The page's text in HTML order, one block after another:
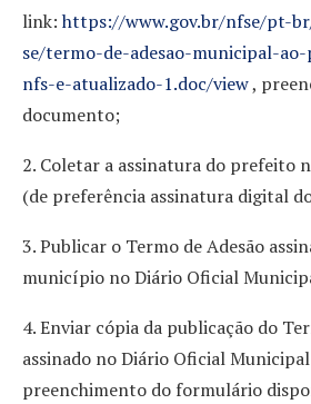
link:https://www.gov.br/nfse/pt-
se/termo-de-adesao-municipal-
nfs-e-atualizado-1.doc/view,
documento;
2. Coletar a assinatura do prefeito
(de preferência assinatura digital
3. Publicar o Termo de Adesão
município no Diário Oficial
4. Enviar cópia da publicação do
assinado no Diário Oficial
preenchimento do formulário